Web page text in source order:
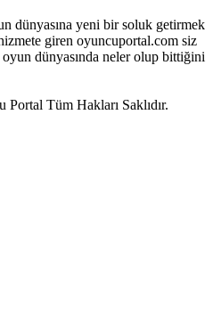
dünyasına yeni bir soluk getirmek
giren oyuncuportal.com siz
dünyasında neler olup bittiğini
Tüm Hakları Saklıdır.